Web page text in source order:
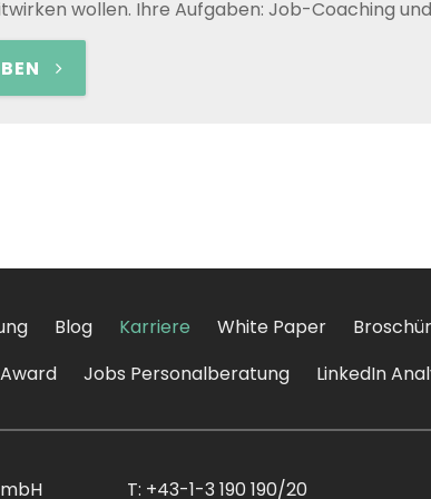
wollen. Ihre Aufgaben: Job-Coaching
Blog Karriere White Paper
Jobs Personalberatung LinkedIn
T: +43-1-3 190 190/20